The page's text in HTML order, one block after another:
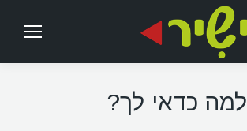
למה כדאי לך?